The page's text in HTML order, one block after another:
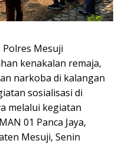
Mesuji
kenakalan remaja,
narkoba di kalangan
sosialisasi di
melalui kegiatan
01 Panca Jaya,
Mesuji, Senin